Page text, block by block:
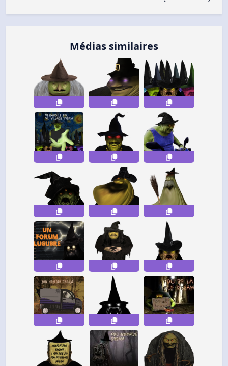
Médias similaires